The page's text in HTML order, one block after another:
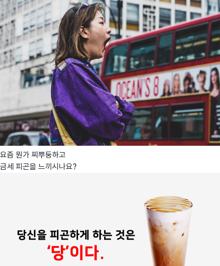
요즘 뭔가 찌뿌둥하고
금세 피곤을 느끼시나요?